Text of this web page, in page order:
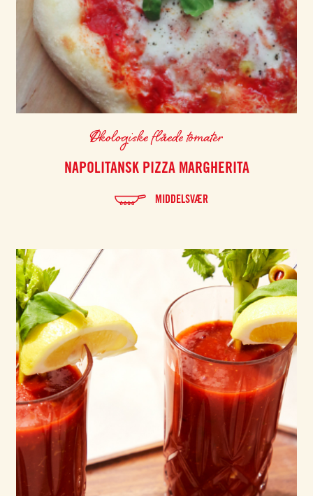
Økologiske flåede tomater
NAPOLITANSK PIZZA MARGHERITA
MIDDELSVÆR